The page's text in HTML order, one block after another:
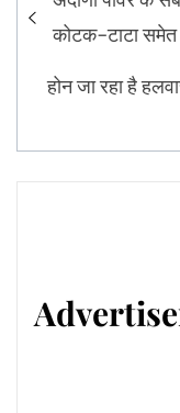
navigation
कोटक-टाटा
होन जा रहा है